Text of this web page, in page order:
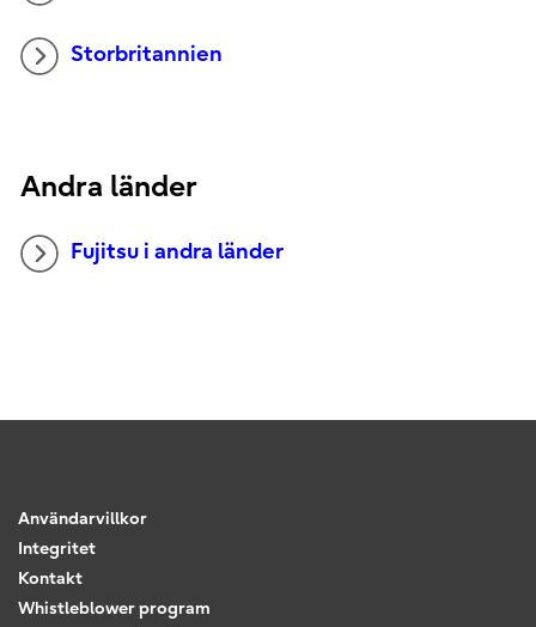
Storbritannien
Andra länder
Fujitsu i andra länder
Användarvillkor
Integritet
Kontakt
Whistleblower program